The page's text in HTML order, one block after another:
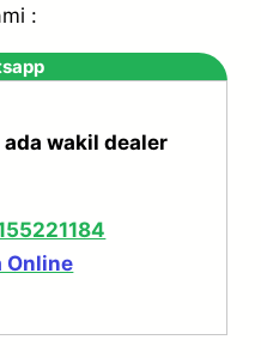
:
wakil dealer
Online